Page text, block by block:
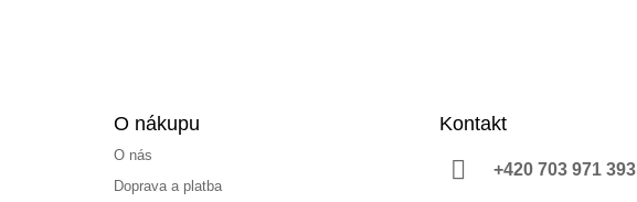
O nákupu
O nás
Doprava a platba
Kontakt
+420 703 971 393